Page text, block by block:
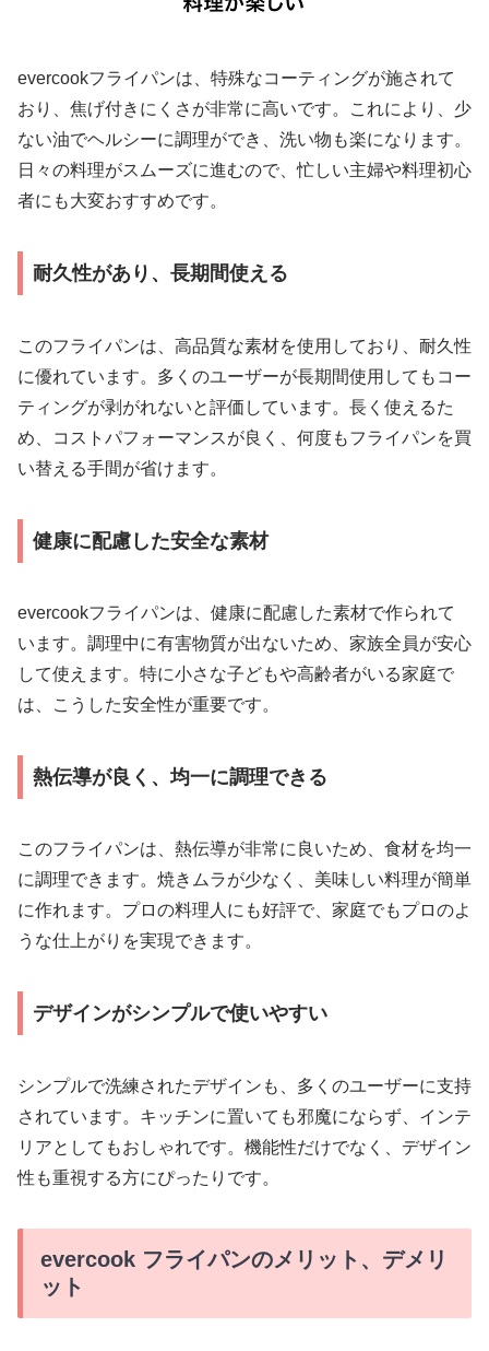
evercookフライパンは、特殊なコーティングが施されて
おり、焦げ付きにくさが非常に高いです。これにより、少
ない油でヘルシーに調理ができ、洗い物も楽になります。
日々の料理がスムーズに進むので、忙しい主婦や料理初心
者にも大変おすすめです。
耐久性があり、長期間使える
このフライパンは、高品質な素材を使用しており、耐久性
に優れています。多くのユーザーが長期間使用してもコー
ティングが剥がれないと評価しています。長く使えるた
め、コストパフォーマンスが良く、何度もフライパンを買
い替える手間が省けます。
健康に配慮した安全な素材
evercookフライパンは、健康に配慮した素材で作られて
います。調理中に有害物質が出ないため、家族全員が安心
して使えます。特に小さな子どもや高齢者がいる家庭で
は、こうした安全性が重要です。
熱伝導が良く、均一に調理できる
このフライパンは、熱伝導が非常に良いため、食材を均一
に調理できます。焼きムラが少なく、美味しい料理が簡単
に作れます。プロの料理人にも好評で、家庭でもプロのよ
うな仕上がりを実現できます。
デザインがシンプルで使いやすい
シンプルで洗練されたデザインも、多くのユーザーに支持
されています。キッチンに置いても邪魔にならず、インテ
リアとしてもおしゃれです。機能性だけでなく、デザイン
性も重視する方にぴったりです。
evercook フライパンのメリット、デメリ
ット